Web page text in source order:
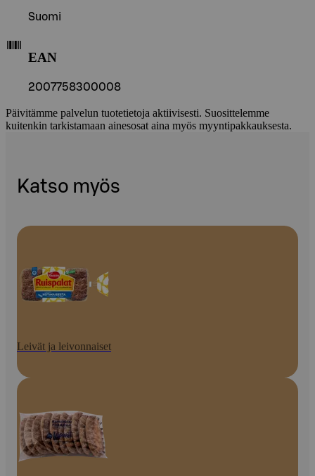
Suomi
EAN
2007758300008
Päivitämme palvelun tuotetietoja aktiivisesti. Suosittelemme
kuitenkin tarkistamaan ainesosat aina myös myyntipakkauksesta.
Katso myös
Leivät ja leivonnaiset